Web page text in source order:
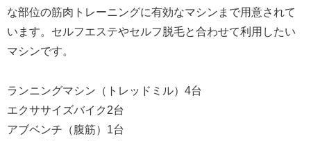
な部位の筋肉トレーニングに有効なマシンまで用意されて
います。セルフエステやセルフ脱毛と合わせて利用したい
マシンです。
ランニングマシン（トレッドミル）4台
エクササイズバイク2台
アブベンチ（腹筋）1台